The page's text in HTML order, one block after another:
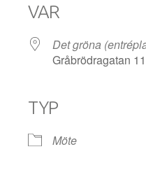
VAR
Det gröna
Gråbrödragatan
TYP
Möte